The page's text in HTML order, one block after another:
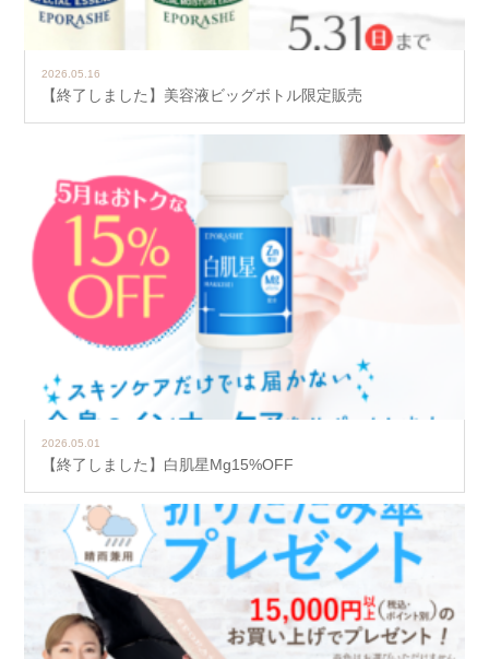
2026.05.16
【終了しました】美容液ビッグボトル限定販売
2026.05.01
【終了しました】白肌星Mg15%OFF